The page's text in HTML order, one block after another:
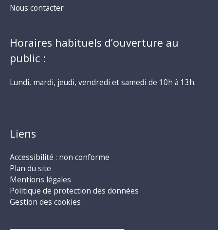
Nous contacter
Horaires habituels d’ouverture au
public :
Lundi, mardi, jeudi, vendredi et samedi de 10h à 13h.
Liens
Accessibilité : non conforme
Plan du site
Mentions légales
Politique de protection des données
Gestion des cookies